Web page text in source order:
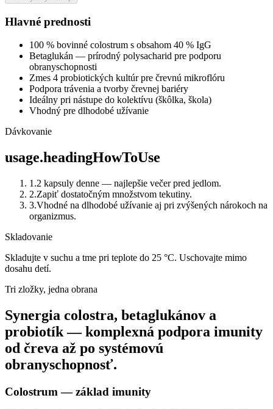
Hlavné prednosti
100 % bovinné colostrum s obsahom 40 % IgG
Betaglukán — prírodný polysacharid pre podporu
obranyschopnosti
Zmes 4 probiotických kultúr pre črevnú mikroflóru
Podpora trávenia a tvorby črevnej bariéry
Ideálny pri nástupe do kolektívu (škôlka, škola)
Vhodný pre dlhodobé užívanie
Dávkovanie
usage.headingHowToUse
1 .2 kapsuly denne — najlepšie večer pred jedlom.
2.Zapiť dostatočným množstvom tekutiny.
3.Vhodné na dlhodobé užívanie aj pri zvýšených nárokoch na
organizmus.
Skladovanie
Skladujte v suchu a tme pri teplote do 25 °C. Uschovajte mimo
dosahu detí.
Tri zložky, jedna obrana
Synergia colostra, betaglukánov a
probiotík — komplexná podpora imunity
od čreva až po systémovú
obranyschopnosť.
Colostrum — základ imunity